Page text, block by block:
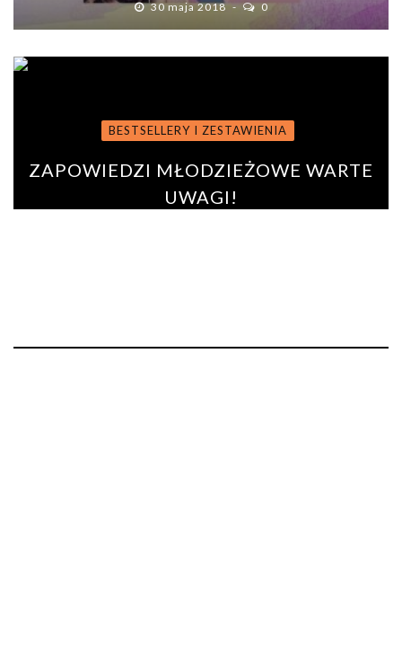
30 maja 2018 0
BESTSELLERY I ZESTAWIENIA
ZAPOWIEDZI MŁODZIEŻOWE WARTE
UWAGI!